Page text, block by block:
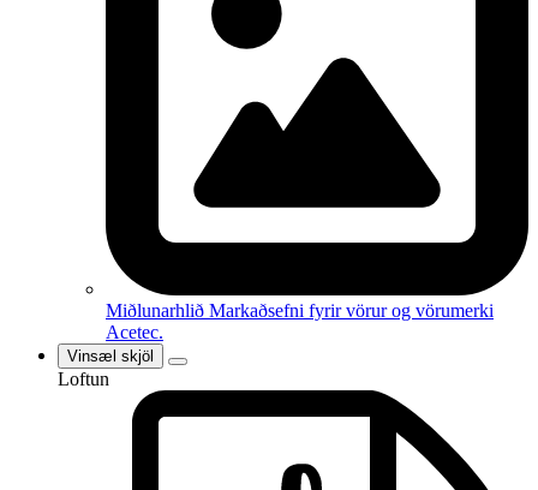
Miðlunarhlið Markaðsefni fyrir vörur og vörumerki
Acetec.
Vinsæl skjöl
Loftun